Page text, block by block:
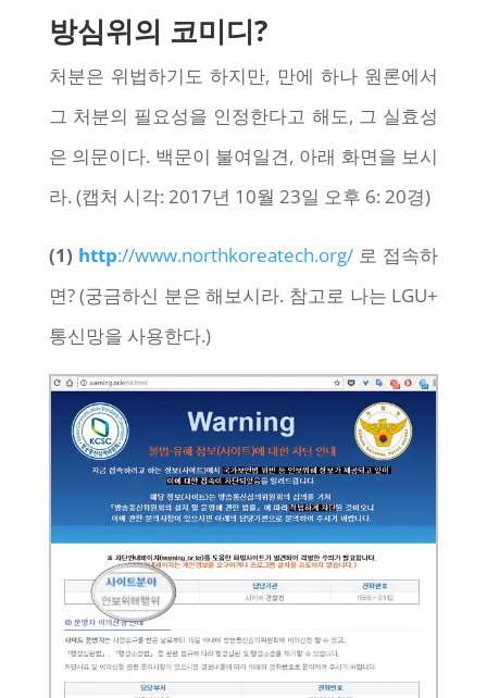
방심위의 코미디?
처분은 위법하기도 하지만, 만에 하나 원론에서
그 처분의 필요성을 인정한다고 해도, 그 실효성
은 의문이다. 백문이 불여일견, 아래 화면을 보시
라. (캡처 시각: 2017년 10월 23일 오후 6: 20경)
(1) http://www.northkoreatech.org/로 접속하
면? (궁금하신 분은 해보시라. 참고로 나는 LGU+
통신망을 사용한다.)